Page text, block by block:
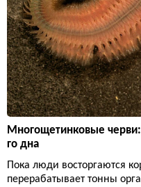
Многощетинковые
го дна
Пока люди восторгаются
перерабатывает тонны